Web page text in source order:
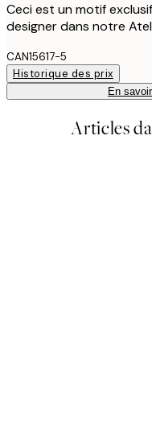
Ceci est un motif
designer dans notre
CAN15617-5
Historique des prix
En
Articles